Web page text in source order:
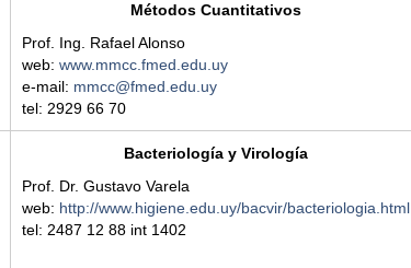
Métodos Cuantitativos
Prof. Ing. Rafael Alonso
web:www.mmcc.fmed.edu.uy
e-mail: mmcc@fmed.edu.uy
tel: 2929 66 70
Bacteriología y Virología
Prof. Dr. Gustavo Varela
web: http://www.higiene.edu.uy/bacvir/bacteriologia.html
tel: 2487 12 88 int 1402